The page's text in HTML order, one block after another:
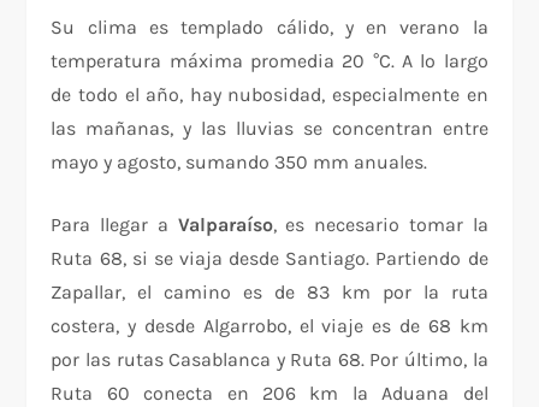
Su clima es templado cálido, y en verano la
temperatura máxima promedia 20 °C. A lo largo
de todo el año, hay nubosidad, especialmente en
las mañanas, y las lluvias se concentran entre
mayo y agosto, sumando 350 mm anuales.
Para llegar a Valparaíso, es necesario tomar la
Ruta 68, si se viaja desde Santiago. Partiendo de
Zapallar, el camino es de 83 km por la ruta
costera, y desde Algarrobo, el viaje es de 68 km
por las rutas Casablanca y Ruta 68. Por último, la
Ruta 60 conecta en 206 km la Aduana del